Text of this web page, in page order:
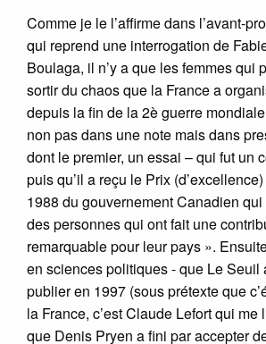
Comme je le l’affirme dans l’avant-
qui reprend une interrogation de
Boulaga, il n’y a que les femmes qui
sortir du chaos que la France a
depuis la fin de la 2è guerre
non pas dans une note mais dans
dont le premier, un essai – qui fut un
puis qu’il a reçu le Prix
1988 du gouvernement Canadien
des personnes qui ont fait une
remarquable pour leur pays ».
en sciences politiques - que Le Seuil
publier en 1997 (sous prétexte que
la France, c’est Claude Lefort qui me
que Denis Pryen a fini par accepter